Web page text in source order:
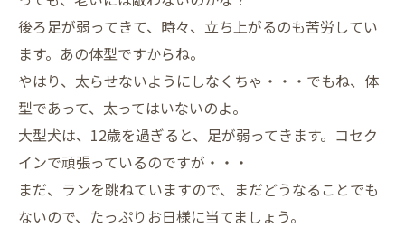
後ろ足が弱ってきて、時々、立ち上がるのも苦労してい
ます。あの体型ですからね。
やはり、太らせないようにしなくちゃ・・・でもね、体
型であって、太ってはいないのよ。
大型犬は、12歳を過ぎると、足が弱ってきます。コセク
インで頑張っているのですが・・・
まだ、ランを跳ねていますので、まだどうなることでも
ないので、たっぷりお日様に当てましょう。